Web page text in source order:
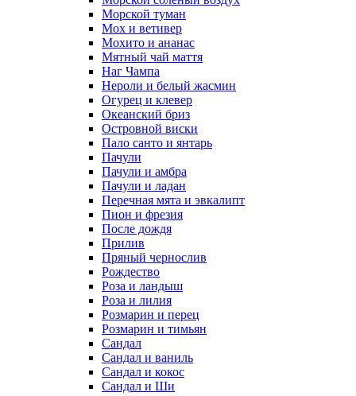
Морской туман
Мох и ветивер
Мохито и ананас
Мятный чай маття
Наг Чампа
Нероли и белый жасмин
Огурец и клевер
Океанский бриз
Островной виски
Пало санто и янтарь
Пачули
Пачули и амбра
Пачули и ладан
Перечная мята и эвкалипт
Пион и фрезия
После дождя
Прилив
Пряный чернослив
Рождество
Роза и ландыш
Роза и лилия
Розмарин и перец
Розмарин и тимьян
Сандал
Сандал и ваниль
Сандал и кокос
Сандал и Ши